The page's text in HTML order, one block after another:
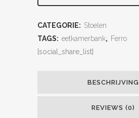
CATEGORIE: Stoelen
TAGS: eetkamerbank, Ferro
[social_share_list]
BESCHRIJVING
REVIEWS (0)